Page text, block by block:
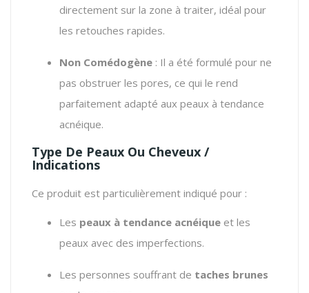
directement sur la zone à traiter, idéal pour
les retouches rapides.
Non Comédogène : Il a été formulé pour ne
pas obstruer les pores, ce qui le rend
parfaitement adapté aux peaux à tendance
acnéique.
Type De Peaux Ou Cheveux /
Indications
Ce produit est particulièrement indiqué pour :
Les peaux à tendance acnéique et les
peaux avec des imperfections.
Les personnes souffrant de taches brunes